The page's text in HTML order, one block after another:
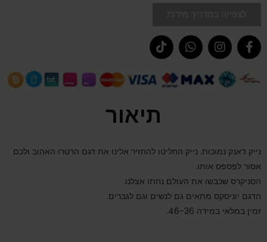
תיאור
נייק דאנק נמוכות. נייק החליטו להחזיר אלינו את דגם הרטרו האהוב ולכם
אסור לפספס אותו.
הסניקרס שכבשו את העולם נחתו אצלנו.
הדגם יוניסקס מתאים גם לנשים וגם לגברים.
זמין במלאי במידה 46-36.